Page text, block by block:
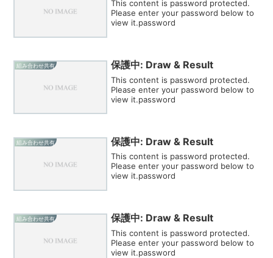
This content is password protected.
Please enter your password below to
view it.password
組み合わせ共有 保護中: Draw & Result
This content is password protected.
Please enter your password below to
view it.password
組み合わせ共有 保護中: Draw & Result
This content is password protected.
Please enter your password below to
view it.password
組み合わせ共有 保護中: Draw & Result
This content is password protected.
Please enter your password below to
view it.password